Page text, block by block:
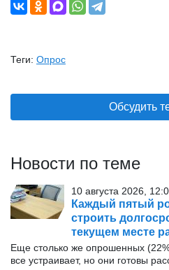
Теги: Опрос
Обсудить
Новости по теме
10 августа 2026,
Каждый пятый
строить
текущем месте
Еще столько же опрошенных
все устраивает, но они готовы